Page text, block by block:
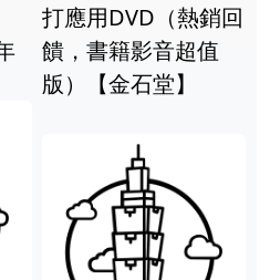
打應用DVD（熱銷回
饋，書籍影音超值
版）【金石堂】